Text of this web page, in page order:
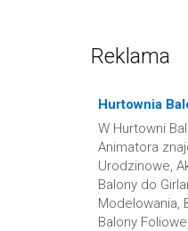
Reklama
Hurtownia
W Hurtowni
Animatora
Urodzinowe,
Balony do
Modelowania,
Balony